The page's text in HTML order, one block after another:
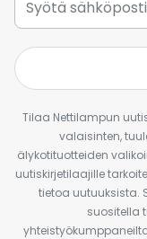
Tilaa Nettilampun
valaisinten,
älykotituotteiden
uutiskirjetilaajille
tietoa uutuuksista.
suositella